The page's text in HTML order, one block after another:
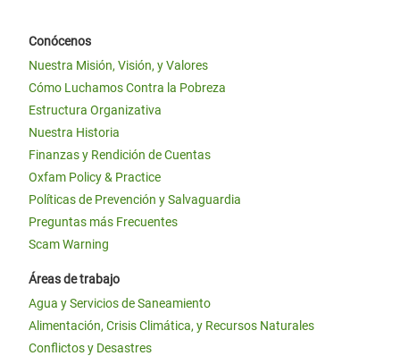
Conócenos
Nuestra Misión, Visión, y Valores
Cómo Luchamos Contra la Pobreza
Estructura Organizativa
Nuestra Historia
Finanzas y Rendición de Cuentas
Oxfam Policy & Practice
Políticas de Prevención y Salvaguardia
Preguntas más Frecuentes
Scam Warning
Áreas de trabajo
Agua y Servicios de Saneamiento
Alimentación, Crisis Climática, y Recursos Naturales
Conflictos y Desastres